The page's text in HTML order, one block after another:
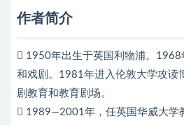
作者简介
 1950年出生于英国利物浦。
和戏剧。1981年进入伦敦大学攻读
剧教育和教育剧场。
 1989—2001年，任英国华威大学